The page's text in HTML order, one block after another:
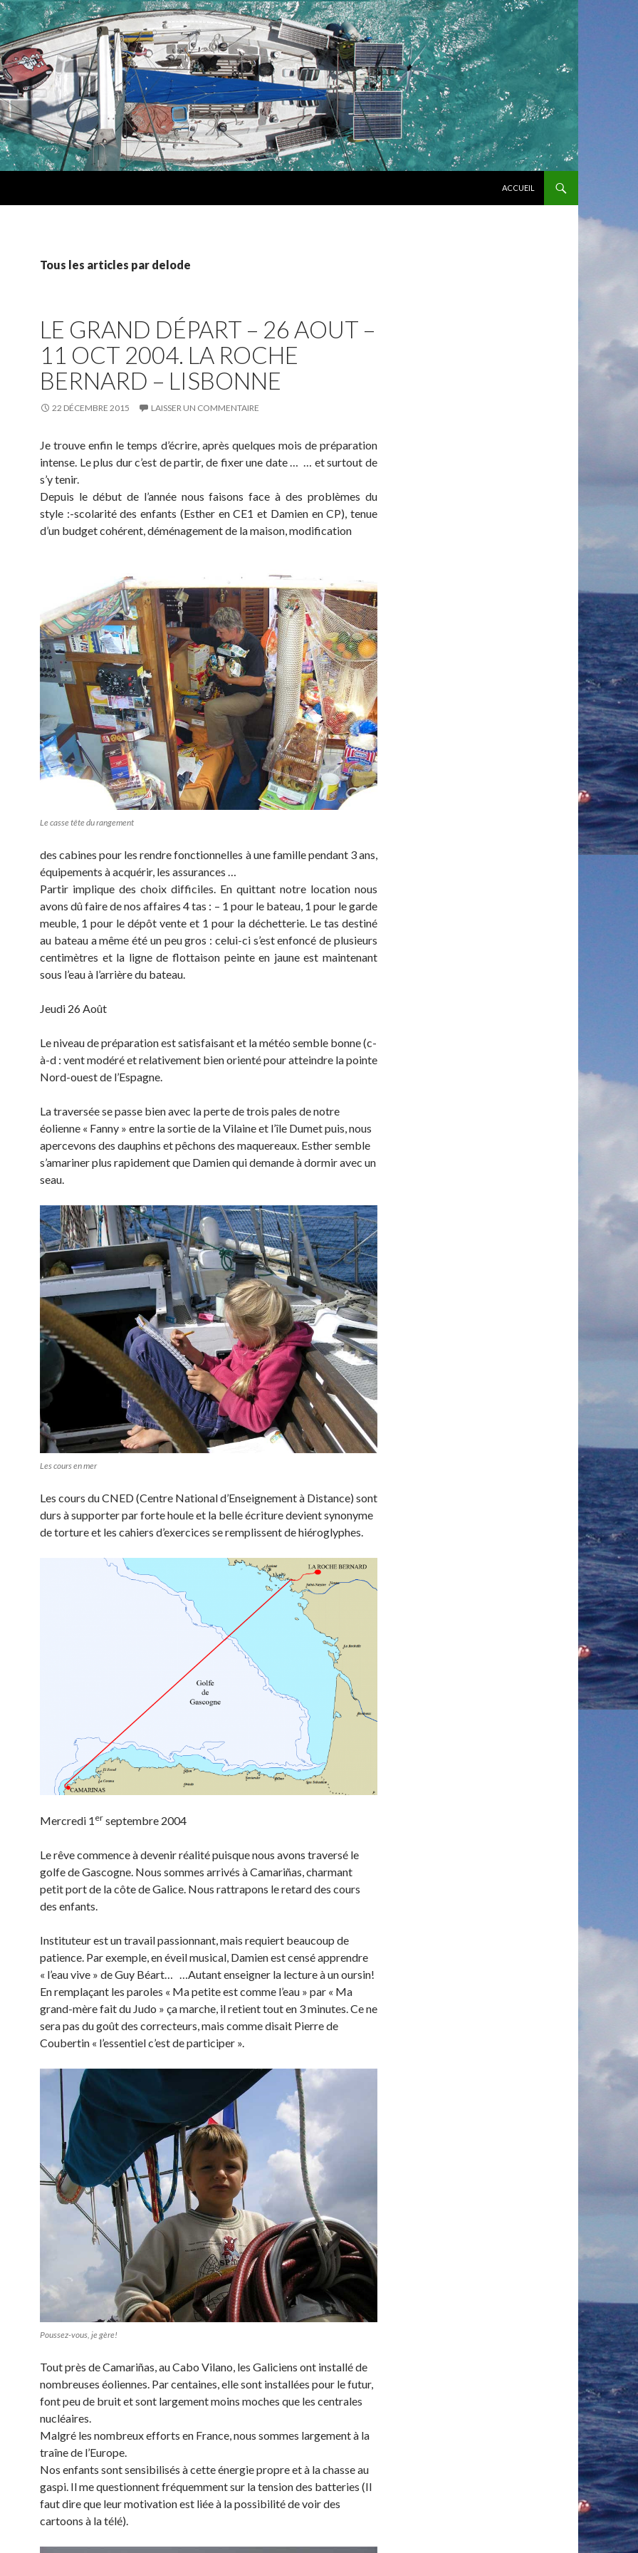
ACCUEIL
Tous les articles par delode
LE GRAND DÉPART – 26 AOUT –
11 OCT 2004. LA ROCHE
BERNARD – LISBONNE
22 DÉCEMBRE 2015 LAISSER UN COMMENTAIRE
Je trouve enfin le temps d’écrire, après quelques mois de préparation
intense. Le plus dur c’est de partir, de fixer une date … … et surtout de
s’y tenir.
Depuis le début de l’année nous faisons face à des problèmes du
style :-scolarité des enfants (Esther en CE1 et Damien en CP), tenue
d’un budget cohérent, déménagement de la maison, modification
Le casse tête du rangement
des cabines pour les rendre fonctionnelles à une famille pendant 3 ans,
équipements à acquérir, les assurances …
Partir implique des choix difficiles. En quittant notre location nous
avons dû faire de nos affaires 4 tas : – 1 pour le bateau, 1 pour le garde
meuble, 1 pour le dépôt vente et 1 pour la déchetterie. Le tas destiné
au bateau a même été un peu gros : celui-ci s’est enfoncé de plusieurs
centimètres et la ligne de flottaison peinte en jaune est maintenant
sous l’eau à l’arrière du bateau.
Jeudi 26 Août
Le niveau de préparation est satisfaisant et la météo semble bonne (c-
à-d : vent modéré et relativement bien orienté pour atteindre la pointe
Nord-ouest de l’Espagne.
La traversée se passe bien avec la perte de trois pales de notre
éolienne « Fanny » entre la sortie de la Vilaine et l’île Dumet puis, nous
apercevons des dauphins et pêchons des maquereaux. Esther semble
s’amariner plus rapidement que Damien qui demande à dormir avec un
seau.
Les cours en mer
Les cours du CNED (Centre National d’Enseignement à Distance) sont
durs à supporter par forte houle et la belle écriture devient synonyme
de torture et les cahiers d’exercices se remplissent de hiéroglyphes.
Mercredi 1 er septembre 2004
Le rêve commence à devenir réalité puisque nous avons traversé le
golfe de Gascogne. Nous sommes arrivés à Camariñas, charmant
petit port de la côte de Galice. Nous rattrapons le retard des cours
des enfants.
Instituteur est un travail passionnant, mais requiert beaucoup de
patience. Par exemple, en éveil musical, Damien est censé apprendre
« l’eau vive » de Guy Béart… …Autant enseigner la lecture à un oursin!
En remplaçant les paroles « Ma petite est comme l’eau » par « Ma
grand-mère fait du Judo » ça marche, il retient tout en 3 minutes. Ce ne
sera pas du goût des correcteurs, mais comme disait Pierre de
Coubertin « l’essentiel c’est de participer ».
Poussez-vous, je gère!
Tout près de Camariñas, au Cabo Vilano, les Galiciens ont installé de
nombreuses éoliennes. Par centaines, elle sont installées pour le futur,
font peu de bruit et sont largement moins moches que les centrales
nucléaires.
Malgré les nombreux efforts en France, nous sommes largement à la
traîne de l’Europe.
Nos enfants sont sensibilisés à cette énergie propre et à la chasse au
gaspi. Il me questionnent fréquemment sur la tension des batteries (Il
faut dire que leur motivation est liée à la possibilité de voir des
cartoons à la télé).